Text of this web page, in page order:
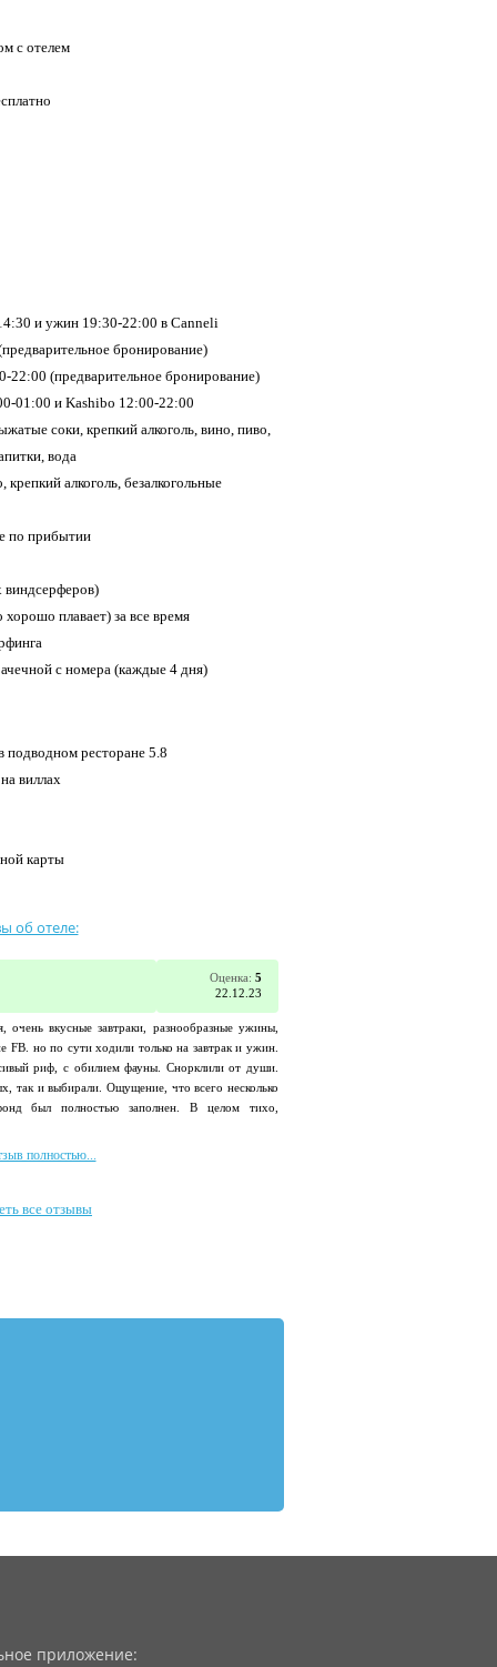
с отелем
и ужин 19:30-22:00 в Canneli
бронирование)
22:00 (предварительное бронирование)
01:00 и Kashibo 12:00-22:00
соки, крепкий алкоголь, вино, пиво,
вода
алкоголь, безалкогольные
по прибытии
виндсерферов)
плавает) за все время
с номера (каждые 4 дня)
подводном ресторане 5.8
виллах
карты
об отеле:
Оценка: 5
22.12.23
очень вкусные завтраки, разнообразные ужины,
FB. но по сути ходили только на завтрак и ужин.
риф, с обилием фауны. Снорклили от души.
так и выбирали. Ощущение, что всего несколько
был полностью заполнен. В целом тихо,
полностью...
все отзывы
приложение: